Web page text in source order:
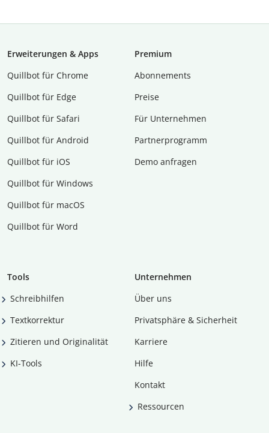
Erweiterungen & Apps
Quillbot für Chrome
Quillbot für Edge
Quillbot für Safari
Quillbot für Android
Quillbot für iOS
Quillbot für Windows
Quillbot für macOS
Quillbot für Word
Premium
Abon­ne­ments
Preise
Für Unternehmen
Partnerprogramm
Demo anfragen
Tools
Schreibhilfen
Textkorrektur
Zitieren und Originalität
KI-Tools
Unternehmen
Über uns
Privatsphäre & Sicherheit
Karriere
Hilfe
Kontakt
Ressourcen